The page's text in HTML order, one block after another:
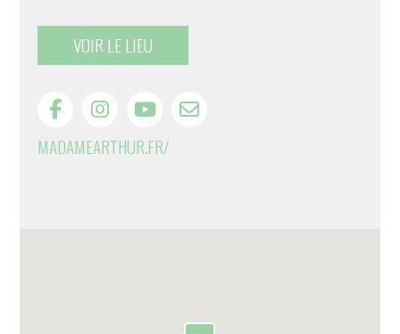
VOIR LE LIEU
MADAMEARTHUR.FR/